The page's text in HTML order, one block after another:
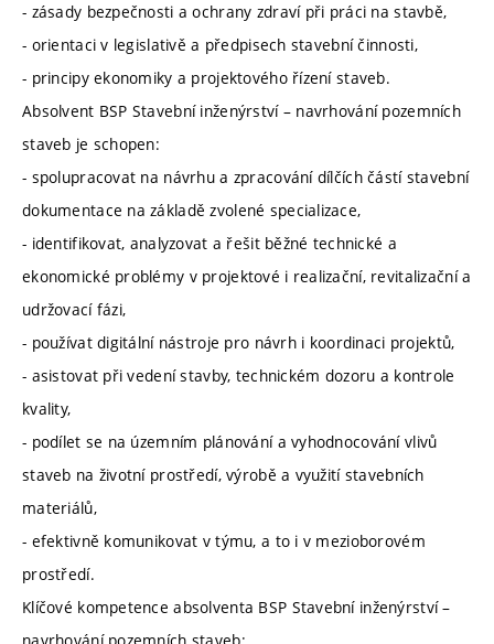
- zásady bezpečnosti a ochrany zdraví při práci na stavbě,
- orientaci v legislativě a předpisech stavební činnosti,
- principy ekonomiky a projektového řízení staveb.
Absolvent BSP Stavební inženýrství – navrhování pozemních
staveb je schopen:
- spolupracovat na návrhu a zpracování dílčích částí stavební
dokumentace na základě zvolené specializace,
- identifikovat, analyzovat a řešit běžné technické a
ekonomické problémy v projektové i realizační, revitalizační a
udržovací fázi,
- používat digitální nástroje pro návrh i koordinaci projektů,
- asistovat při vedení stavby, technickém dozoru a kontrole
kvality,
- podílet se na územním plánování a vyhodnocování vlivů
staveb na životní prostředí, výrobě a využití stavebních
materiálů,
- efektivně komunikovat v týmu, a to i v mezioborovém
prostředí.
Klíčové kompetence absolventa BSP Stavební inženýrství –